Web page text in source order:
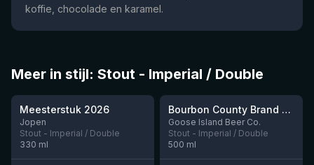
koffie, chocolade en karamel.
Meer in stijl: Stout - Imperial / Double
★3.95
Meesterstuk 2026
Jopen
Stout - Imperial / Double
330 ml
Nog 3
★4.3
Bourbon County Brand Cherries Jubilee Stout (2025)
Goose Island Beer Co.
Stout - Imperial / Double
500 ml